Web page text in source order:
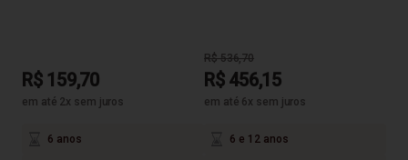
R$ 159,70
em até 2x sem juros
6 anos
R$ 536,70
R$ 456,15
em até 6x sem juros
6 e 12 anos